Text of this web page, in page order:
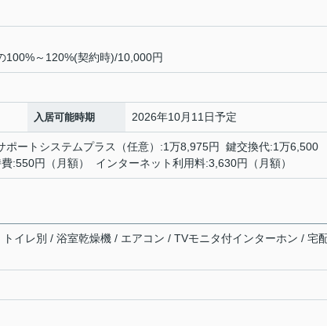
100%～120%(契約時)/10,000円
入居可能時期 2026年10月11日予定
ートシステムプラス（任意）:1万8,975円 鍵交換代:1万6,500
:550円（月額） インターネット利用料:3,630円（月額）
イレ別 / 浴室乾燥機 / エアコン / TVモニタ付インターホン / 宅